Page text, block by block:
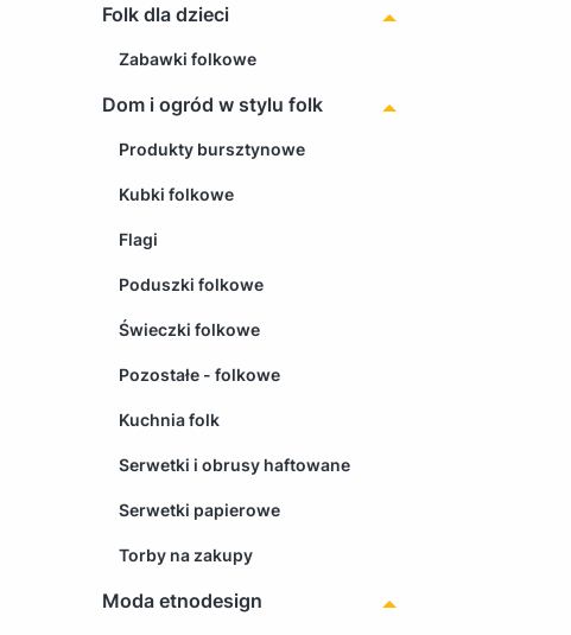
Folk dla dzieci
Zabawki folkowe
Dom i ogród w stylu folk
Produkty bursztynowe
Kubki folkowe
Flagi
Poduszki folkowe
Świeczki folkowe
Pozostałe - folkowe
Kuchnia folk
Serwetki i obrusy haftowane
Serwetki papierowe
Torby na zakupy
Moda etnodesign